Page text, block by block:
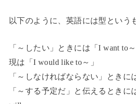
以下のように、英語には型という
「～したい」ときには「I want to
現は「I would like to～」
「～しなければならない」ときに
「～する予定だ」と伝えるときに